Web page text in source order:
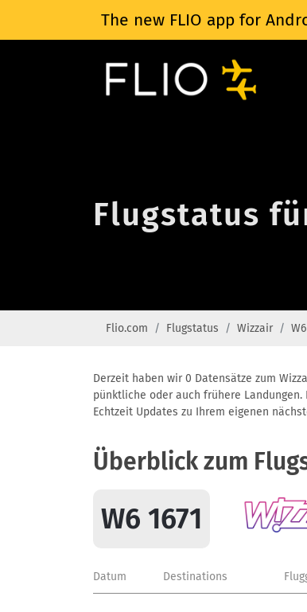
The new FLIO app for
Flugstatus
Flio.com Flugstatus Wizzair
Derzeit haben wir 0 Datensätze zum
pünktliche oder auch frühere
Echtzeit Updates zu Ihrem eigenen
Überblick zum
W6 1671
Datum Destinations